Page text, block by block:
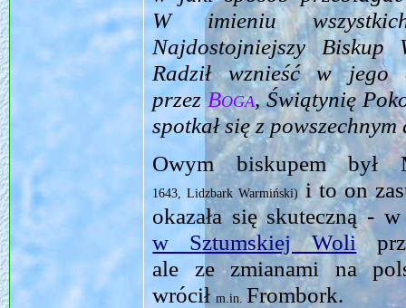
W imieniu
Najdostojniejszy
Radził wznieść w jego
przezBoga, Świątynię
spotkał się z
Owym biskupem był
1643, Lidzbark Warmiński)i to on
okazała się skuteczną -
w Sztumskiej Woli
ale ze zmianami na
wróciłm.in. Frombork.